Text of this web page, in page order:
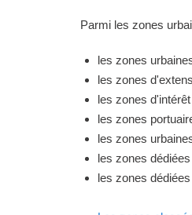
Parmi les zones
les zones
les zones
les zones
les zones
les zones
les zones
les zones